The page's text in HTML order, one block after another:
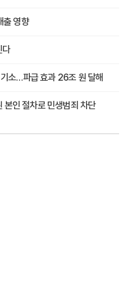
출 영향
다
소…파급 효과 26조 원 달해
본인 절차로 민생범죄 차단